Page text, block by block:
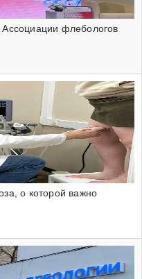
флебологов
о которой важно